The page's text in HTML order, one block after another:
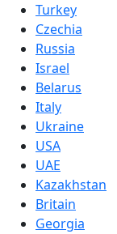
Turkey
Czechia
Russia
Israel
Belarus
Italy
Ukraine
USA
UAE
Kazakhstan
Britain
Georgia